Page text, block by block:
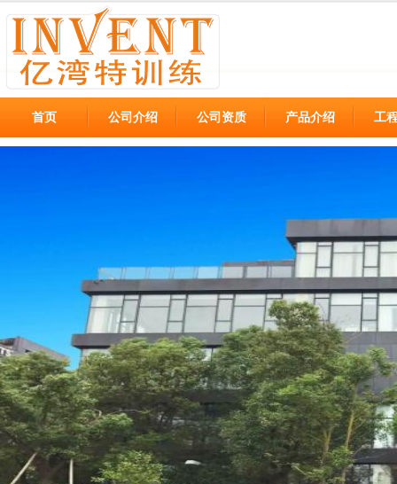
首页 公司介绍 公司资质 产品介绍 工